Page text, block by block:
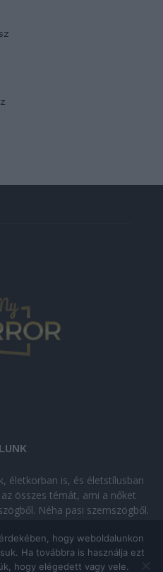
életkorban is, és életstílusban
összes témát, ami a nőket
Néha pasi szemszögből.
vágysz!hogy weboldalunkon
Ha továbbra is használja ezt
hogy elégedett vagy vele.